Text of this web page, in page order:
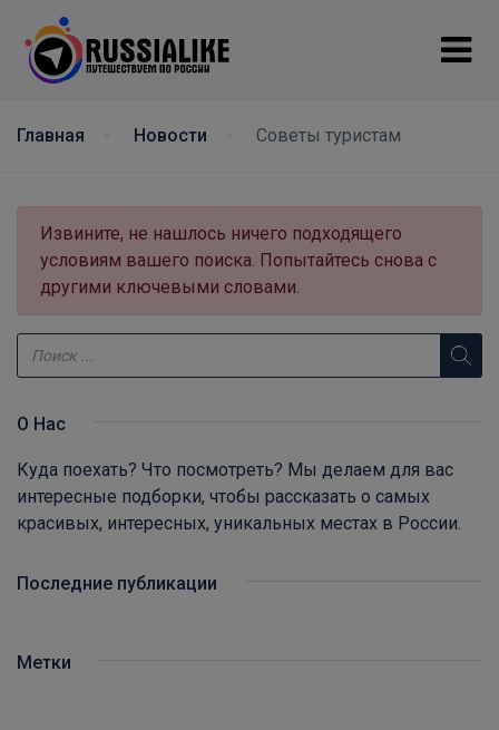
Главная Новости Советы туристам
Извините, не нашлось ничего подходящего
условиям вашего поиска. Попытайтесь снова с
другими ключевыми словами.
О Нас
Куда поехать? Что посмотреть? Мы делаем для вас
интересные подборки, чтобы рассказать о самых
красивых, интересных, уникальных местах в России.
Последние публикации
Метки